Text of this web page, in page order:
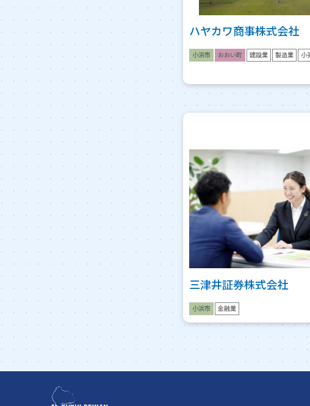
ハヤカワ商事株式会社
小浜市 おおい町 建設業 製造業 小
三津井証券株式会社
小浜市 金融業